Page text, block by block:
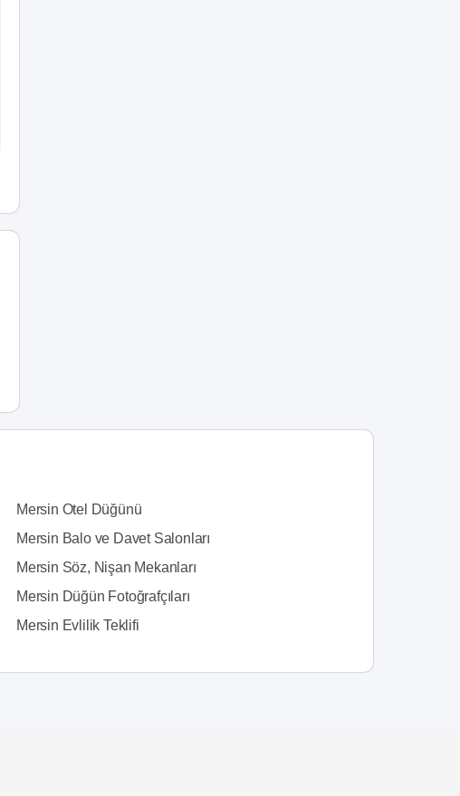
Mersin Otel Düğünü
Mersin Balo ve Davet Salonları
Mersin Söz, Nişan Mekanları
Mersin Düğün Fotoğrafçıları
Mersin Evlilik Teklifi